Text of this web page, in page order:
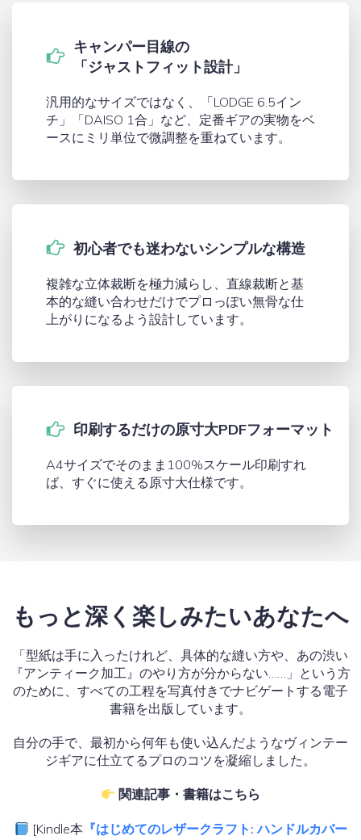
キャンパー目線の
「ジャストフィット設計」
汎用的なサイズではなく、「LODGE 6.5イン
チ」「DAISO 1合」など、定番ギアの実物をベ
ースにミリ単位で微調整を重ねています。
初心者でも迷わないシンプルな構造
複雑な立体裁断を極力減らし、直線裁断と基
本的な縫い合わせだけでプロっぽい無骨な仕
上がりになるよう設計しています。
印刷するだけの原寸大PDFフォーマット
A4サイズでそのまま100%スケール印刷すれ
ば、すぐに使える原寸大仕様です。
もっと深く楽しみたいあなたへ
「型紙は手に入ったけれど、具体的な縫い方や、あの渋い
『アンティーク加工』のやり方が分からない……」という方
のために、すべての工程を写真付きでナビゲートする電子
書籍を出版しています。
自分の手で、最初から何年も使い込んだようなヴィンテー
ジギアに仕立てるプロのコツを凝縮しました。
関連記事・書籍はこちら
[Kindle本 『はじめてのレザークラフト: ハンドルカバー